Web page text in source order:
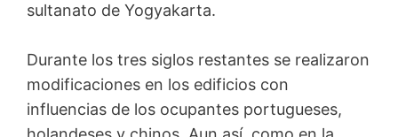
sultanato de Yogyakarta.
Durante los tres siglos restantes se realizaron
modificaciones en los edificios con
influencias de los ocupantes portugueses,